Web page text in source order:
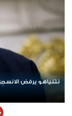
ردا على «خروقات»